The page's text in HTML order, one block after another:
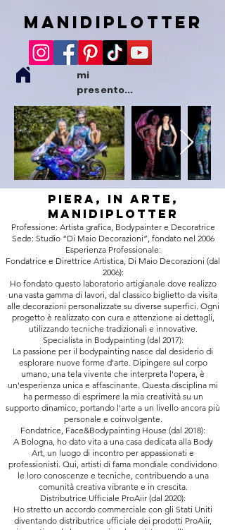
ManidiPlotter
mi
presento...
PierA, IN ARTE,
ManidiPlotter
Professione: Artista grafica, Bodypainter e Decoratrice
Sede: Studio “Di Maio Decorazioni”, fondato nel 2006
Esperienza Professionale:
Fondatrice e Direttrice Artistica, Di Maio Decorazioni (dal
2006):
Ho fondato questo laboratorio artigianale dove realizzo
una vasta gamma di lavori, dal classico biglietto da visita
alle decorazioni personalizzate su diverse superfici. Ogni
progetto è realizzato con cura e attenzione ai dettagli,
utilizzando tecniche tradizionali e innovative.
Specialista in Bodypainting (dal 2017):
La passione per il bodypainting nasce dal desiderio di
esplorare nuove forme d'arte. Dipingere sul corpo
umano, una tela vivente che interpreta l'opera, è
un'esperienza unica e affascinante. Questa disciplina mi
ha permesso di esprimere la mia creatività su un
supporto dinamico, portando l'arte a un livello ancora più
personale e coinvolgente.
Fondatrice, Face&Bodypainting House (dal 2018):
A Bologna, ho dato vita a una casa dedicata alla Body
Art, un luogo di incontro per appassionati e
professionisti. Qui, artisti di fama mondiale condividono
le loro conoscenze e tecniche, contribuendo a una
comunità creativa vibrante e in crescita.
Distributrice Ufficiale ProAiir (dal 2020):
Ho stretto un accordo commerciale con gli Stati Uniti
diventando distributrice ufficiale dei prodotti ProAiir,